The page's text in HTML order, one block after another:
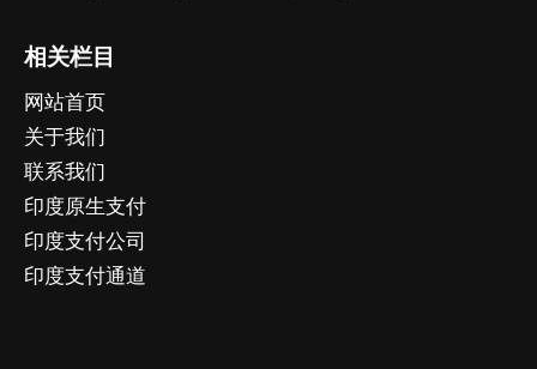
相关栏目
网站首页
关于我们
联系我们
印度原生支付
印度支付公司
印度支付通道